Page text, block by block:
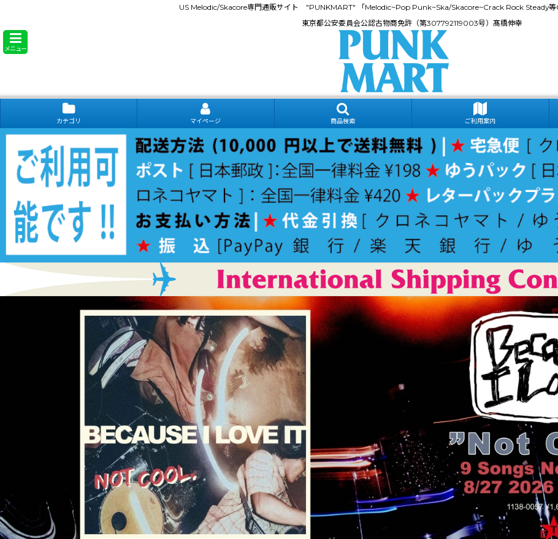
US Melodic/Skacore専門通販サイト "PUNKMART" 「Melodic~Pop Punk~Ska/Skacore~Crack Rock Steady等
東京都公安委員会公認古物商免許（第307792119003号）髙橋伸幸
メニュー
カテゴリ マイページ 商品検索 ご利用案内